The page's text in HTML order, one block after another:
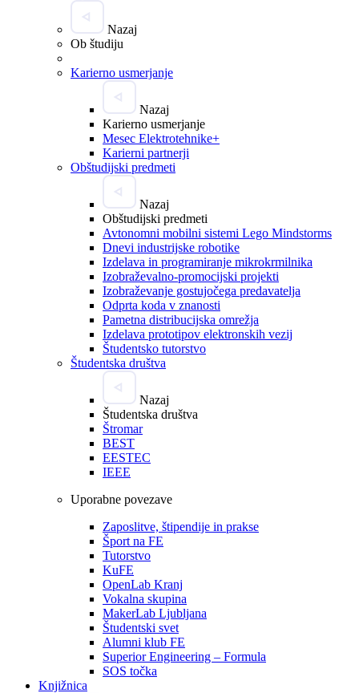
Nazaj
Ob študiju
Karierno usmerjanje
Nazaj
Karierno usmerjanje
Mesec Elektrotehnike+
Karierni partnerji
Obštudijski predmeti
Nazaj
Obštudijski predmeti
Avtonomni mobilni sistemi Lego Mindstorms
Dnevi industrijske robotike
Izdelava in programiranje mikrokrmilnika
Izobraževalno-promocijski projekti
Izobraževanje gostujočega predavatelja
Odprta koda v znanosti
Pametna distribucijska omrežja
Izdelava prototipov elektronskih vezij
Študentsko tutorstvo
Študentska društva
Nazaj
Študentska društva
Štromar
BEST
EESTEC
IEEE
Uporabne povezave
Zaposlitve, štipendije in prakse
Šport na FE
Tutorstvo
KuFE
OpenLab Kranj
Vokalna skupina
MakerLab Ljubljana
Študentski svet
Alumni klub FE
Superior Engineering – Formula
SOS točka
Knjižnica